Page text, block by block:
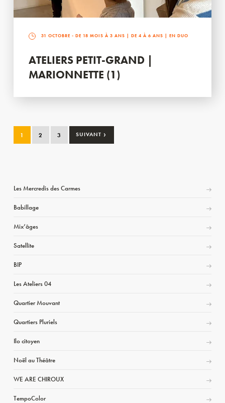
31 OCTOBRE - DE 18 MOIS À 3 ANS | DE 4 À 6 ANS | EN DUO
ATELIERS PETIT-GRAND |
MARIONNETTE (1)
1 2 3 SUIVANT ›
Les Mercredis des Carmes
Babillage
Mix’âges
Satellite
BIP
Les Ateliers 04
Quartier Mouvant
Quartiers Pluriels
Ilo citoyen
Noël au Théâtre
WE ARE CHIROUX
TempoColor